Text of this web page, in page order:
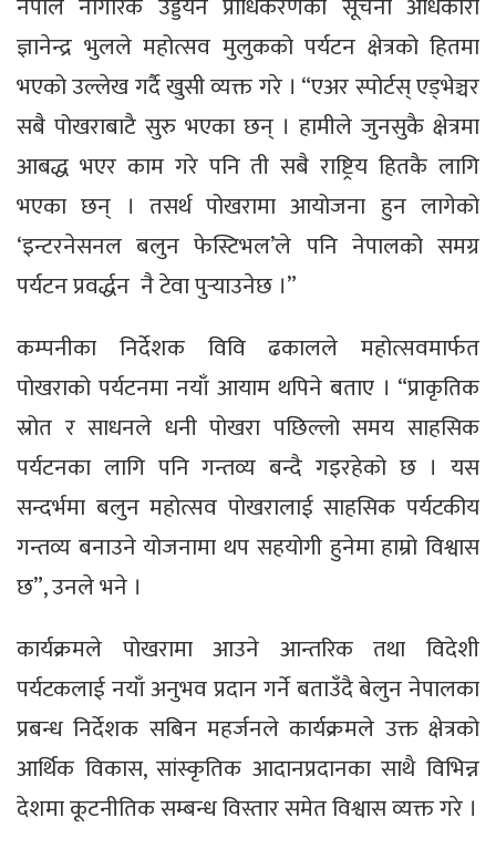
ज्ञानेन्द्र भुलले महोत्सव मुलुकको पर्यटन क्षेत्रको हितमा
भएको उल्लेख गर्दै खुसी व्यक्त गरे । “एअर स्पोर्टस् एड्भेञ्चर
सबै पोखराबाटै सुरु भएका छन् । हामीले जुनसुकै क्षेत्रमा
आबद्ध भएर काम गरे पनि ती सबै राष्ट्रिय हितकै लागि
भएका छन् । तसर्थ पोखरामा आयोजना हुन लागेको
‘इन्टरनेसनल बलुन फेस्टिभल’ले पनि नेपालको समग्र
पर्यटन प्रवर्द्धन नै टेवा पुर्‍याउनेछ ।”
कम्पनीका निर्देशक विवि ढकालले महोत्सवमार्फत
पोखराको पर्यटनमा नयाँ आयाम थपिने बताए । “प्राकृतिक
स्रोत र साधनले धनी पोखरा पछिल्लो समय साहसिक
पर्यटनका लागि पनि गन्तव्य बन्दै गइरहेको छ । यस
सन्दर्भमा बलुन महोत्सव पोखरालाई साहसिक पर्यटकीय
गन्तव्य बनाउने योजनामा थप सहयोगी हुनेमा हाम्रो विश्वास
छ”, उनले भने ।
कार्यक्रमले पोखरामा आउने आन्तरिक तथा विदेशी
पर्यटकलाई नयाँ अनुभव प्रदान गर्ने बताउँदै बेलुन नेपालका
प्रबन्ध निर्देशक सबिन महर्जनले कार्यक्रमले उक्त क्षेत्रको
आर्थिक विकास, सांस्कृतिक आदानप्रदानका साथै विभिन्न
देशमा कूटनीतिक सम्बन्ध विस्तार समेत विश्वास व्यक्त गरे ।